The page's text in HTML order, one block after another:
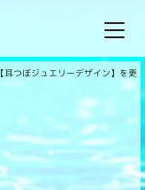
【耳つぼジュエリーデザイン】を更